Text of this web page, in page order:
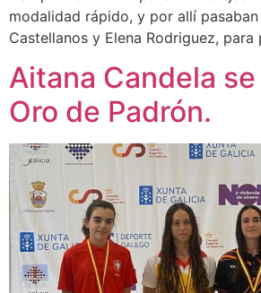
modalidad rápido, y por allí
Castellanos y Elena Rodriguez,
Aitana Candela
Oro de Padrón.